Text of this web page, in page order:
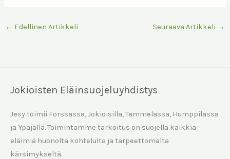
← Edellinen Artikkeli Seuraava Artikkeli →
Jokioisten Eläinsuojeluyhdistys
Jesy toimii Forssassa, Jokioisilla, Tammelassa, Humppilassa
ja Ypäjällä. Toimintamme tarkoitus on suojella kaikkia
eläimiä huonolta kohtelulta ja tarpeettomalta
kärsimykseltä.